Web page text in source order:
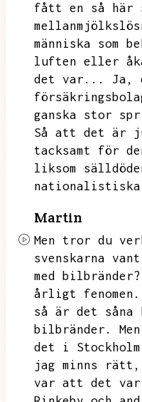
fått en så här
människa som
luften eller
det var...
Ja,
ganska stor
Så att det är
tacksamt för
liksom
Martin
Men tror du
svenskarna
med bilbränder?
årligt fenomen.
så är det såna
bilbränder.
det i
jag minns rätt,
var att det